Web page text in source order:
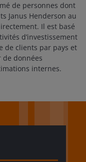
de personnes dont
Janus Henderson au
Il est basé
d’investissement
de clients par pays et
données
internes.